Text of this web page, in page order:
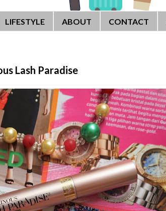
LIFESTYLE ABOUT CONTACT
Lash Paradise